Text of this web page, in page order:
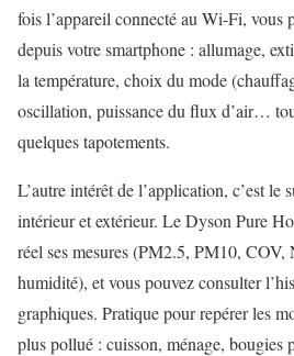
fois l’appareil connecté au Wi-Fi, vous
depuis votre smartphone : allumage,
la température, choix du mode
oscillation, puissance du flux d’air…
quelques tapotements.
L’autre intérêt de l’application, c’est le
intérieur et extérieur. Le Dyson Pure
réel ses mesures (PM2.5, PM10, COV,
humidité), et vous pouvez consulter
graphiques. Pratique pour repérer les
plus pollué : cuisson, ménage, bougies